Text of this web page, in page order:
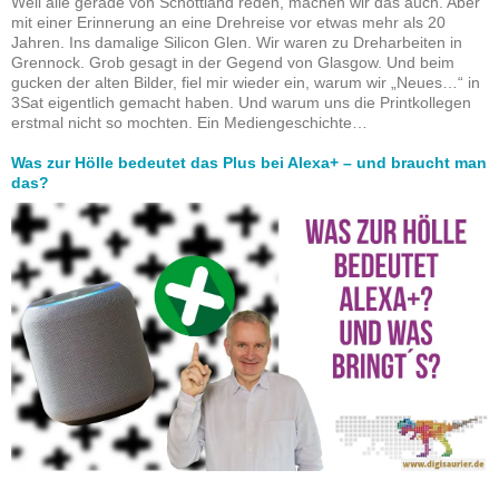
mit einer Erinnerung an eine Drehreise vor etwas mehr als 20
Jahren. Ins damalige Silicon Glen. Wir waren zu Dreharbeiten in
Grennock. Grob gesagt in der Gegend von Glasgow. Und beim
gucken der alten Bilder, fiel mir wieder ein, warum wir „Neues…“ in
3Sat eigentlich gemacht haben. Und warum uns die Printkollegen
erstmal nicht so mochten. Ein Mediengeschichte…
Was zur Hölle bedeutet das Plus bei Alexa+ – und braucht man
das?